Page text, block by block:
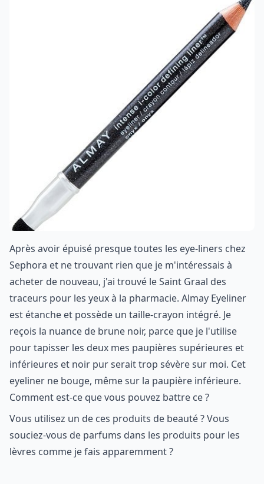
Après avoir épuisé presque toutes les eye-liners chez
Sephora et ne trouvant rien que je m'intéressais à
acheter de nouveau, j'ai trouvé le Saint Graal des
traceurs pour les yeux à la pharmacie. Almay Eyeliner
est étanche et possède un taille-crayon intégré. Je
reçois la nuance de brune noir, parce que je l'utilise
pour tapisser les deux mes paupières supérieures et
inférieures et noir pur serait trop sévère sur moi. Cet
eyeliner ne bouge, même sur la paupière inférieure.
Comment est-ce que vous pouvez battre ce ?
Vous utilisez un de ces produits de beauté ? Vous
souciez-vous de parfums dans les produits pour les
lèvres comme je fais apparemment ?